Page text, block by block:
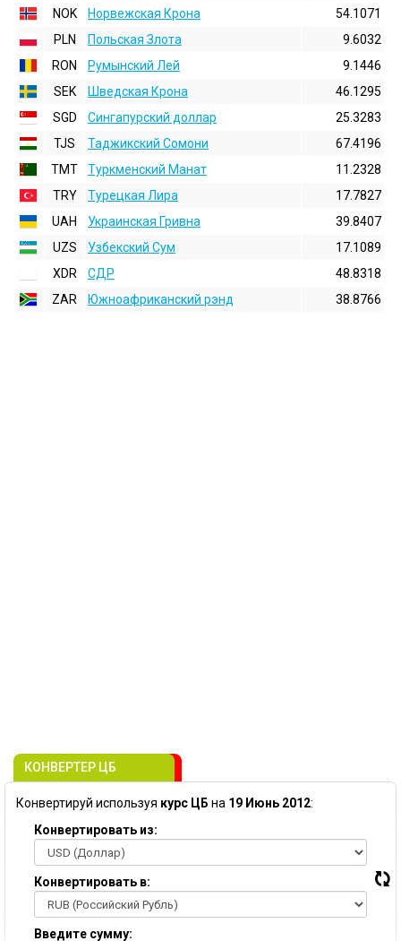
NOK
Норвежская Крона
54.1071
PLN
Польская Злота
9.6032
RON
Румынский Лей
9.1446
SEK
Шведская Крона
46.1295
SGD
Сингапурский доллар
25.3283
TJS
Таджикский Сомони
67.4196
TMT
Туркменский Манат
11.2328
TRY
Турецкая Лира
17.7827
UAH
Украинская Гривна
39.8407
UZS
Узбекский Сум
17.1089
XDR
СДР
48.8318
ZAR
Южноафриканский рэнд 38.8766
КОНВЕРТЕР ЦБ
Конвертируй используя курс ЦБ на 19 Июнь 2012:
Конвертировать из:
Конвертировать в:
Введите сумму: